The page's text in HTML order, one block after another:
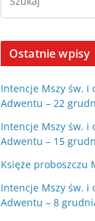
Ostatnie wpisy
Intencje Mszy św. i
Adwentu – 22
Intencje Mszy św. i
Adwentu – 15
Księże proboszczu
Intencje Mszy św. i
Adwentu – 8